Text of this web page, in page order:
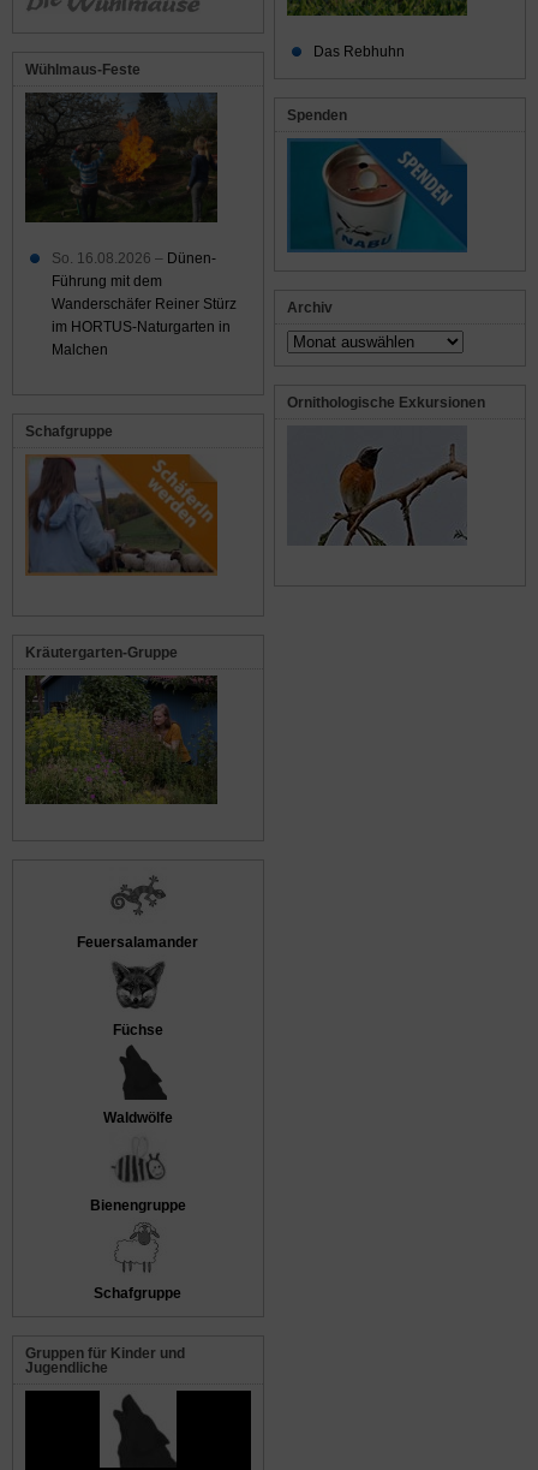
Das Rebhuhn
Spenden
Archiv
Archiv
Ornithologische Exkursionen
Wühlmaus-Feste
So. 16.08.2026 – Dünen-
Führung mit dem
Wanderschäfer Reiner Stürz
im HORTUS-Naturgarten in
Malchen
Schafgruppe
Kräutergarten-Gruppe
Feuersalamander
Füchse
Waldwölfe
Bienengruppe
Schafgruppe
Gruppen für Kinder und
Jugendliche